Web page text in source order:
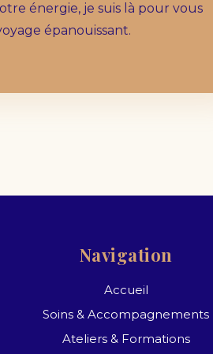
énergie, je suis là pour vous
épanouissant.
Navigation
Accueil
Soins & Accompagnements
Ateliers & Formations